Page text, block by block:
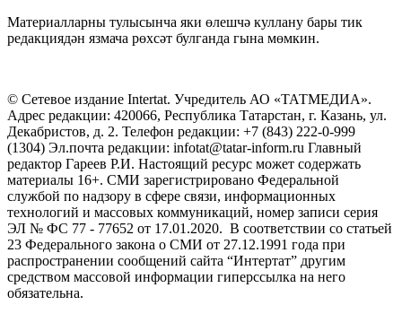
Материалларны тулысынча яки өлешчә куллану бары тик
редакциядән язмача рөхсәт булганда гына мөмкин.
© Сетевое издание Intertat. Учредитель АО «ТАТМЕДИА».
Адрес редакции: 420066, Республика Татарстан, г. Казань, ул.
Декабристов, д. 2. Телефон редакции: +7 (843) 222-0-999
(1304) Эл.почта редакции: infotat@tatar-inform.ru Главный
редактор Гареев Р.И. Настоящий ресурс может содержать
материалы 16+. СМИ зарегистрировано Федеральной
службой по надзору в сфере связи, информационных
технологий и массовых коммуникаций, номер записи серия
ЭЛ № ФС 77 - 77652 от 17.01.2020. В соответствии со статьей
23 Федерального закона о СМИ от 27.12.1991 года при
распространении сообщений сайта “Интертат” другим
средством массовой информации гиперссылка на него
обязательна.